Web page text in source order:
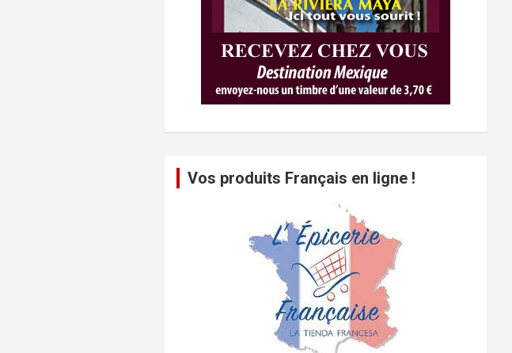
Vos produits Français en ligne !